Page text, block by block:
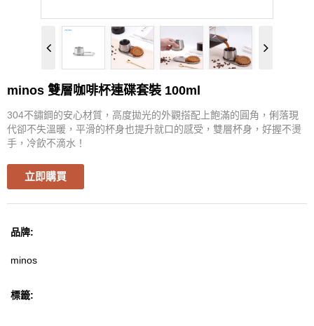
ETZINGER
Watchget
TAKAHIRO
Rivers
LELIT
minos 雙層咖啡杯連碟套裝 100ml
304不鏽鋼的安心材質，高度拋光的外觀搭配上飽滿的圓角，俐落現
代卻不失溫暖，平滑的杯身也提升就口的感受，雙層杯身，好握不燙
手，冷飲不滴水！
立即購買
品牌:
minos
標籤: